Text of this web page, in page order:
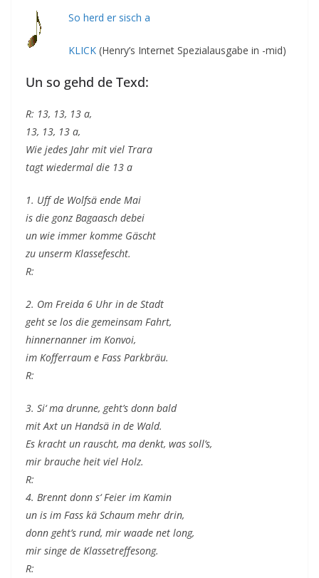
So herd er sisch a
KLICK (Henry’s Internet Spezialausgabe in -mid)
Un so gehd de Texd:
R: 13, 13, 13 a,
13, 13, 13 a,
Wie jedes Jahr mit viel Trara
tagt wiedermal die 13 a
1. Uff de Wolfsä ende Mai
is die gonz Bagaasch debei
un wie immer komme Gäscht
zu unserm Klassefescht.
R:
2. Om Freida 6 Uhr in de Stadt
geht se los die gemeinsam Fahrt,
hinnernanner im Konvoi,
im Kofferraum e Fass Parkbräu.
R:
3. Si‘ ma drunne, geht’s donn bald
mit Axt un Handsä in de Wald.
Es kracht un rauscht, ma denkt, was soll’s,
mir brauche heit viel Holz.
R:
4. Brennt donn s‘ Feier im Kamin
un is im Fass kä Schaum mehr drin,
donn geht’s rund, mir waade net long,
mir singe de Klassetreffesong.
R: